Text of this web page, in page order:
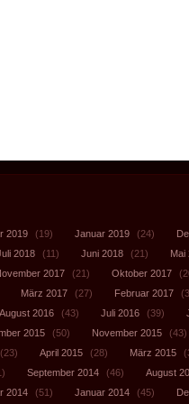
2019 (19) Januar 2019 (24)
2018 (11) Juni 2018 (21) Mai
2017 (21) Oktober 2017
März 2017 (27) Februar 2017
August 2016 (43) Juli 2016 (39)
2015 (50) November 2015 (43)
(23) April 2015 (28) März 2015
September 2014 (46) August
2014 (51) Januar 2014 (45)